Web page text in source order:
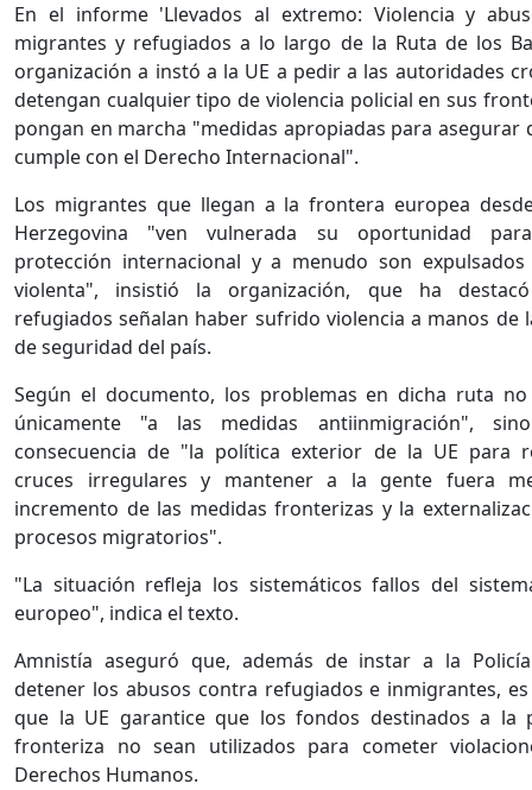
En el informe 'Llevados al extremo: Violencia y
migrantes y refugiados a lo largo de la Ruta de los
organización a instó a la UE a pedir a las autoridades
detengan cualquier tipo de violencia policial en sus
pongan en marcha "medidas apropiadas para asegurar
cumple con el Derecho Internacional".
Los migrantes que llegan a la frontera europea
Herzegovina "ven vulnerada su oportunidad
protección internacional y a menudo son
violenta", insistió la organización, que ha
refugiados señalan haber sufrido violencia a manos de
de seguridad del país.
Según el documento, los problemas en dicha ruta
únicamente "a las medidas antiinmigración",
consecuencia de "la política exterior de la UE para
cruces irregulares y mantener a la gente fuera
incremento de las medidas fronterizas y la
procesos migratorios".
"La situación refleja los sistemáticos fallos del
europeo", indica el texto.
Amnistía aseguró que, además de instar a la
detener los abusos contra refugiados e inmigrantes,
que la UE garantice que los fondos destinados a la
fronteriza no sean utilizados para cometer
Derechos Humanos.